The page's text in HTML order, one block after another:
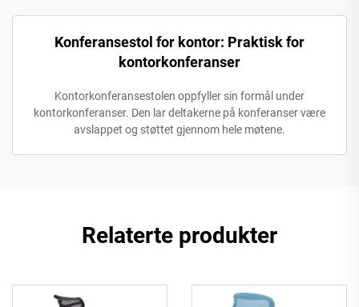
Konferansestol for kontor: Praktisk for
kontorkonferanser
Kontorkonferansestolen oppfyller sin formål under
kontorkonferanser. Den lar deltakerne på konferanser være
avslappet og støttet gjennom hele møtene.
Relaterte produkter